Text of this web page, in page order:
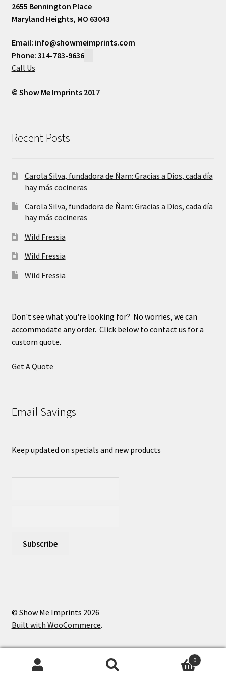
2655 Bennington Place
Maryland Heights, MO 63043
Email: info@showmeimprints.com
Phone: 314-783-9636
Call Us
© Show Me Imprints 2017
Recent Posts
Carola Silva, fundadora de Ñam: Gracias a Dios, cada día
hay más cocineras
Carola Silva, fundadora de Ñam: Gracias a Dios, cada día
hay más cocineras
Wild Fressia
Wild Fressia
Wild Fressia
Don't see what you're looking for? No worries, we can
accommodate any order. Click below to contact us for a
custom quote.
Get A Quote
Email Savings
Keep updated on specials and new products
© Show Me Imprints 2026
Built with WooCommerce.
0